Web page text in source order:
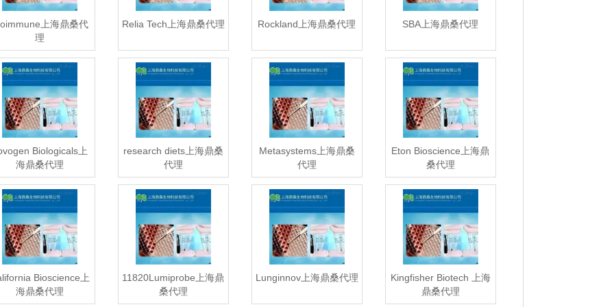
上海鼎桑代
理
Relia Tech上海鼎桑代理 Rockland上海鼎桑代理 SBA上海鼎桑代理
Biologicals上
海鼎桑代理
research diets上海鼎桑
代理
Metasystems上海鼎桑
代理
Eton Bioscience上海鼎
桑代理
Bioscience上
海鼎桑代理
11820Lumiprobe上海鼎
桑代理
Lunginnov上海鼎桑代理
Kingfisher Biotech 上海
鼎桑代理